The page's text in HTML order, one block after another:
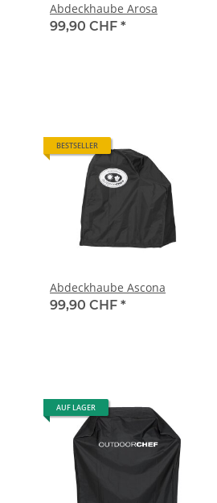
Abdeckhaube Arosa
99,90 CHF *
BESTSELLER
Abdeckhaube Ascona
99,90 CHF *
AUF LAGER